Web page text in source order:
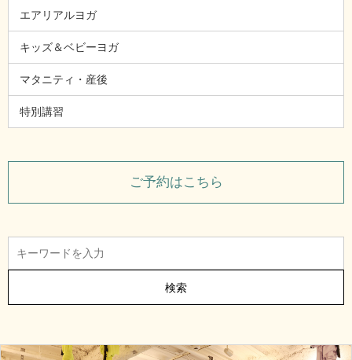
エアリアルヨガ
キッズ＆ベビーヨガ
マタニティ・産後
特別講習
ご予約はこちら
検索